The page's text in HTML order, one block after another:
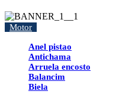
Motor
Anel pistao
Antichama
Arruela encosto
Balancim
Biela